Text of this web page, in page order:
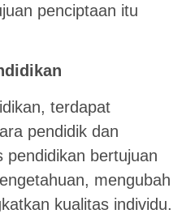
penciptaan itu
terdapat
pendidik dan
pendidikan bertujuan
mengubah
kualitas individu.